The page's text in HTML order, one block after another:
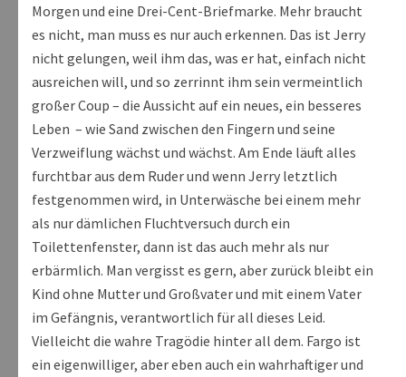
Morgen und eine Drei-Cent-Briefmarke. Mehr braucht
es nicht, man muss es nur auch erkennen. Das ist Jerry
nicht gelungen, weil ihm das, was er hat, einfach nicht
ausreichen will, und so zerrinnt ihm sein vermeintlich
großer Coup – die Aussicht auf ein neues, ein besseres
Leben – wie Sand zwischen den Fingern und seine
Verzweiflung wächst und wächst. Am Ende läuft alles
furchtbar aus dem Ruder und wenn Jerry letztlich
festgenommen wird, in Unterwäsche bei einem mehr
als nur dämlichen Fluchtversuch durch ein
Toilettenfenster, dann ist das auch mehr als nur
erbärmlich. Man vergisst es gern, aber zurück bleibt ein
Kind ohne Mutter und Großvater und mit einem Vater
im Gefängnis, verantwortlich für all dieses Leid.
Vielleicht die wahre Tragödie hinter all dem. Fargo ist
ein eigenwilliger, aber eben auch ein wahrhaftiger und